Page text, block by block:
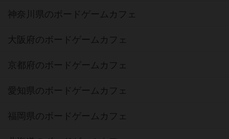
神奈川県のボードゲームカフェ
大阪府のボードゲームカフェ
京都府のボードゲームカフェ
愛知県のボードゲームカフェ
福岡県のボードゲームカフェ